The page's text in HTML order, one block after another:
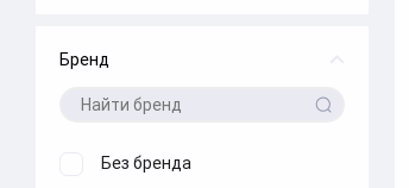
Бренд
Без бренда